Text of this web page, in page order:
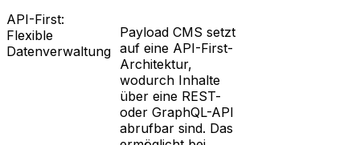
API-First:
Flexible
Datenverwaltung
Payload CMS setzt
auf eine API-First-
Architektur,
wodurch Inhalte
über eine REST-
oder GraphQL-API
abrufbar sind. Das